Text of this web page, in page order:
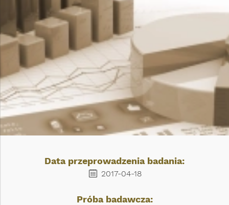
Data przeprowadzenia badania:
2017-04-18
Próba badawcza: